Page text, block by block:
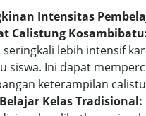
Intensitas
Calistung
lebih intensif
siswa. Ini dapat
keterampilan
Kelas Tradisional: